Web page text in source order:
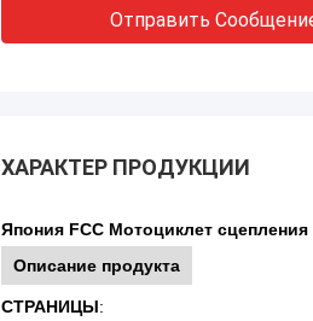
Отправить
ХАРАКТЕР ПРОДУКЦИИ
Япония FCC Мотоциклет сцепления
Описание продукта
СТРАНИЦЫ: